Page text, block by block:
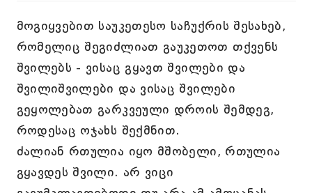
მოგიყვებით საუკეთესო საჩუქრის შესახებ,
რომელიც შეგიძლიათ გაუკეთოთ თქვენს
შვილებს - ვისაც გყავთ შვილები და
შვილიშვილები და ვისაც შვილები
გეყოლებათ გარკვეული დროის შემდეგ,
როდესაც ოჯახს შექმნით.
ძალიან რთულია იყო მშობელი, რთულია
გყავდეს შვილი. არ ვიცი